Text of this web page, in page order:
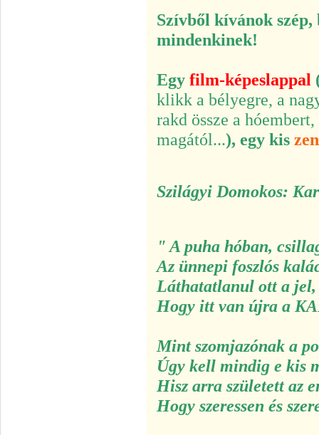
Szívből kívánok szép,
mindenkinek!
Egy film-képeslappal
klikk a bélyegre, a
rakd össze a
magától...), egy kis
Szilágyi Domokos:
" A puha hóban,
Az ünnepi foszlós
Láthatatlanul ott a jel,
Hogy itt van újra a
Mint szomjazónak a
Úgy kell mindig e kis
Hisz arra született az
Hogy szeressen és